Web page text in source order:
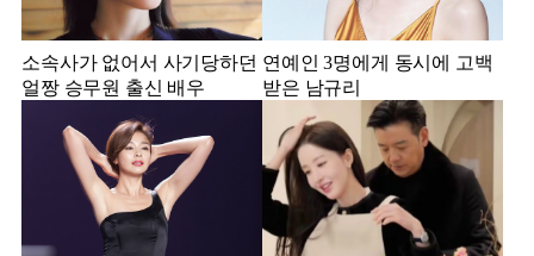
소속사가 없어서 사기당하던
얼짱 승무원 출신 배우
연예인 3명에게 동시에 고백
받은 남규리